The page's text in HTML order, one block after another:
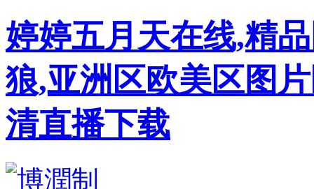
婷婷五月天在线,精
狼,亚洲区欧美区图
清直播下载